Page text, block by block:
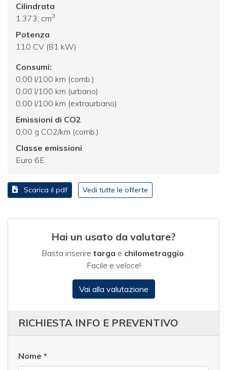
Cilindrata
1.373; cm3
Potenza
110 CV (81 kW)
Consumi:
0,00 l/100 km (comb.)
0,00 l/100 km (urbano)
0,00 l/100 km (extraurbano)
Emissioni di CO2
0,00 g CO2/km (comb.)
Classe emissioni
Euro 6E
Scarica il pdf Vedi tutte le offerte
Hai un usato da valutare?
Basta inserire targa e chilometraggio
Facile e veloce!
Vai alla valutazione
RICHIESTA INFO E PREVENTIVO
Nome *